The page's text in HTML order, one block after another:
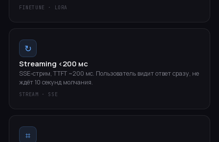
FINETUNE · LORA
↻
Streaming <200 мс
SSE-стрим, TTFT ~200 мс. Пользователь видит ответ сразу, не
ждёт 10 секунд молчания.
STREAM · SSE
⌗